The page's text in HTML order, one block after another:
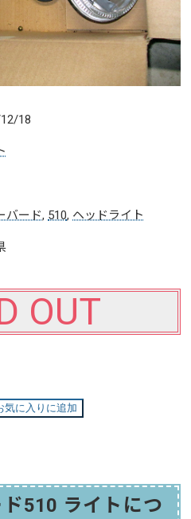
18
バード, 510, ヘッドライト
OUT
気に入りに追加
510 ライトにつ